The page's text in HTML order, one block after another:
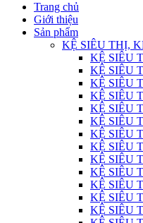
Trang chủ
Giới thiệu
Sản phẩm
KỆ SIÊU THỊ,
KỆ SIÊU
KỆ SIÊU
KỆ SIÊU
KỆ SIÊU
KỆ SIÊU
KỆ SIÊU
KỆ SIÊU
KỆ SIÊU
KỆ SIÊU
KỆ SIÊU
KỆ SIÊU
KỆ SIÊU
KỆ SIÊU